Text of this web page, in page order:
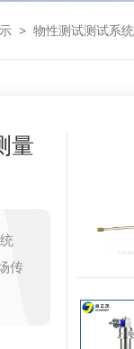
> 物性测试测试系统
量
传